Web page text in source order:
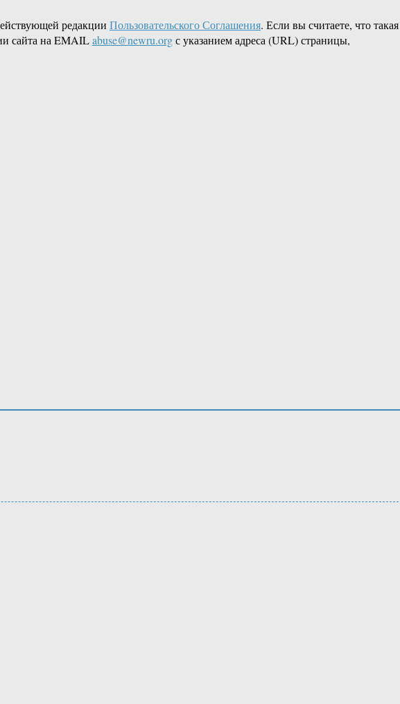
редакции Пользовательского Соглашения. Если вы считаете, что такая
сайта на EMAILabuse@newru.orgс указанием адреса (URL) страницы,